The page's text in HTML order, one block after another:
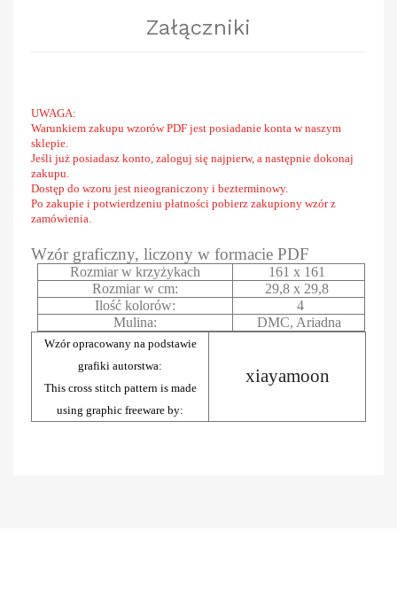
Załączniki
UWAGA:
Warunkiem zakupu wzorów PDF jest posiadanie konta w naszym
sklepie.
Jeśli już posiadasz konto, zaloguj się najpierw, a następnie dokonaj
zakupu.
Dostęp do wzoru jest nieograniczony i bezterminowy.
Po zakupie i potwierdzeniu płatności pobierz zakupiony wzór z
zamówienia.
Wzór graficzny, liczony w formacie PDF
Rozmiar w krzyżykach
161 x 161
Rozmiar w cm:
29,8 x 29,8
Ilość kolorów:
4
Mulina:
DMC, Ariadna
Wzór opracowany na podstawie
grafiki autorstwa:
This cross stitch pattern is made
using graphic freeware by:
xiayamoon